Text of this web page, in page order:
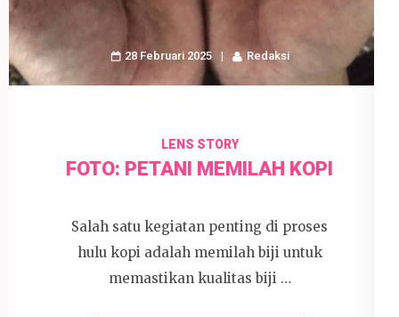
28 Februari 2025 Redaksi
LENS STORY
FOTO: PETANI MEMILAH KOPI
Salah satu kegiatan penting di proses
hulu kopi adalah memilah biji untuk
memastikan kualitas biji …